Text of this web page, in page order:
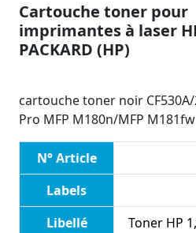
Cartouche toner pour
imprimantes à laser
PACKARD (HP)
cartouche toner noir CF530A/
Pro MFP M180n/MFP M181fw
N° Article
Labels
Libellé
Toner HP